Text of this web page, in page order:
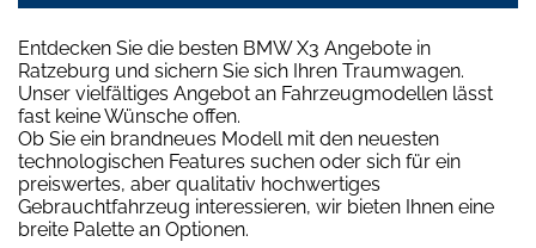
Entdecken Sie die besten BMW X3 Angebote in
Ratzeburg und sichern Sie sich Ihren Traumwagen.
Unser vielfältiges Angebot an Fahrzeugmodellen lässt
fast keine Wünsche offen.
Ob Sie ein brandneues Modell mit den neuesten
technologischen Features suchen oder sich für ein
preiswertes, aber qualitativ hochwertiges
Gebrauchtfahrzeug interessieren, wir bieten Ihnen eine
breite Palette an Optionen.